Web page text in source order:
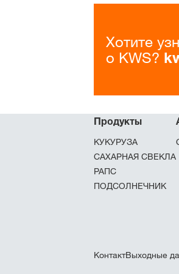
Хотите
о KWS?
Продукты
КУКУРУЗА
САХАРНАЯ СВЕКЛА
РАПС
ПОДСОЛНЕЧНИК
КонтактВыходные